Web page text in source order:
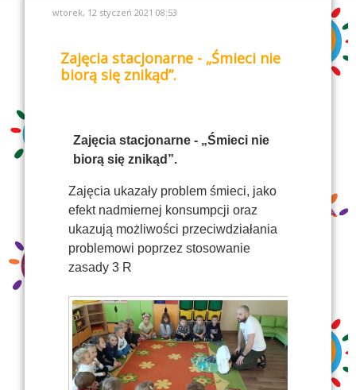
wtorek, 12 styczeń 2021 08:53
Zajęcia stacjonarne - „Śmieci nie
biorą się znikąd”.
Zajęcia stacjonarne - „Śmieci nie
biorą się znikąd”.
Zajęcia ukazały problem śmieci, jako
efekt nadmiernej konsumpcji oraz
ukazują możliwości przeciwdziałania
problemowi poprzez stosowanie
zasady 3 R